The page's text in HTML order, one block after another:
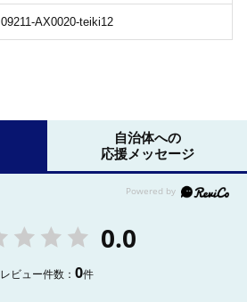
09211-AX0020-teiki12
自治体への
応援メッセージ
0.0
レビュー件数：0件